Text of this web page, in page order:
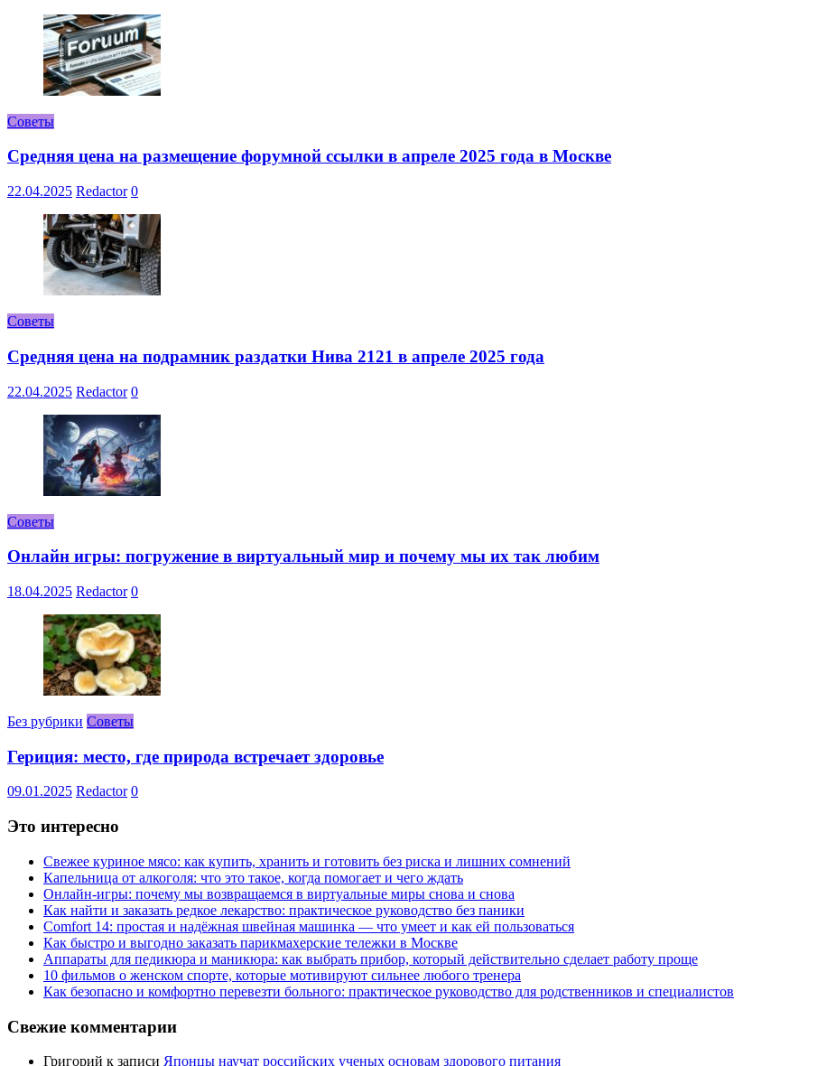
Советы
Средняя цена на размещение форумной ссылки в апреле 2025 года в Москве
22.04.2025 Redactor 0
Советы
Средняя цена на подрамник раздатки Нива 2121 в апреле 2025 года
22.04.2025 Redactor 0
Советы
Онлайн игры: погружение в виртуальный мир и почему мы их так любим
18.04.2025 Redactor 0
Без рубрики Советы
Гериция: место, где природа встречает здоровье
09.01.2025 Redactor 0
Это интересно
Свежее куриное мясо: как купить, хранить и готовить без риска и лишних сомнений
Капельница от алкоголя: что это такое, когда помогает и чего ждать
Онлайн-игры: почему мы возвращаемся в виртуальные миры снова и снова
Как найти и заказать редкое лекарство: практическое руководство без паники
Comfort 14: простая и надёжная швейная машинка — что умеет и как ей пользоваться
Как быстро и выгодно заказать парикмахерские тележки в Москве
Аппараты для педикюра и маникюра: как выбрать прибор, который действительно сделает работу проще
10 фильмов о женском спорте, которые мотивируют сильнее любого тренера
Как безопасно и комфортно перевезти больного: практическое руководство для родственников и специалистов
Свежие комментарии
Григорий к записи Японцы научат российских ученых основам здорового питания